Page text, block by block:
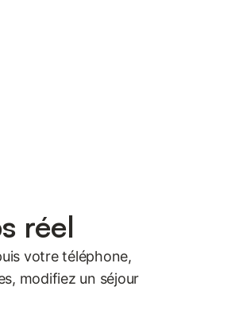
réel
votre téléphone,
modifiez un séjour